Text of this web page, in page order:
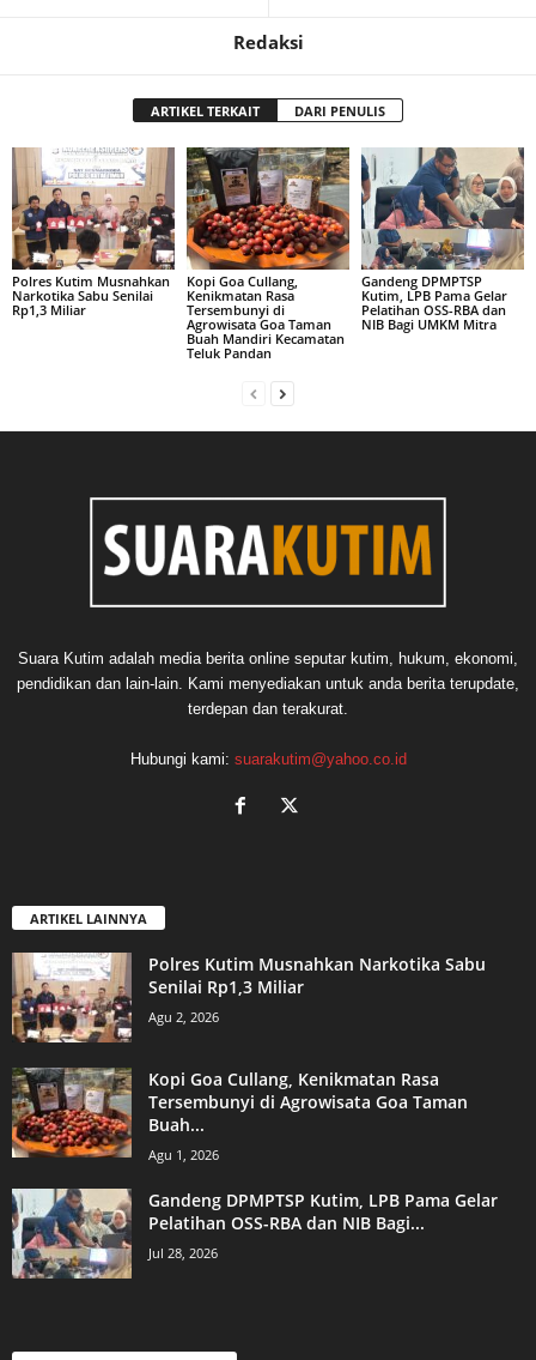
Redaksi
ARTIKEL TERKAIT DARI PENULIS
Polres Kutim Musnahkan
Narkotika Sabu Senilai
Rp1,3 Miliar
Kopi Goa Cullang,
Kenikmatan Rasa
Tersembunyi di
Agrowisata Goa Taman
Buah Mandiri Kecamatan
Teluk Pandan
Gandeng DPMPTSP
Kutim, LPB Pama Gelar
Pelatihan OSS-RBA dan
NIB Bagi UMKM Mitra
Suara Kutim adalah media berita online seputar kutim, hukum, ekonomi,
pendidikan dan lain-lain. Kami menyediakan untuk anda berita terupdate,
terdepan dan terakurat.
Hubungi kami: suarakutim@yahoo.co.id
ARTIKEL LAINNYA
Polres Kutim Musnahkan Narkotika Sabu
Senilai Rp1,3 Miliar
Agu 2, 2026
Kopi Goa Cullang, Kenikmatan Rasa
Tersembunyi di Agrowisata Goa Taman
Buah...
Agu 1, 2026
Gandeng DPMPTSP Kutim, LPB Pama Gelar
Pelatihan OSS-RBA dan NIB Bagi...
Jul 28, 2026